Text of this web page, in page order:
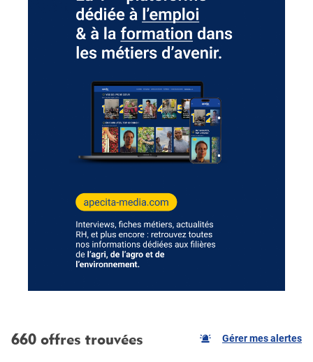
660 offres trouvées Gérer mes alertes